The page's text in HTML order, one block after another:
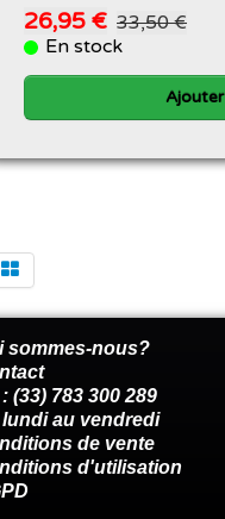
26,95 € 33,50 €
En stock
Ajouter
sommes-nous?
: (33) 783 300 289
au vendredi
de vente
d'utilisation